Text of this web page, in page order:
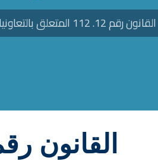
القانون رقم 12. 112 المتعلق بالتعاونيات